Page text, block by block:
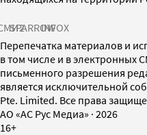
SPARROWINFOX
Перепечатка материалов и
в том числе и в электронных
письменного разрешения
является исключительной
Pte. Limited. Все права
AO «АС Рус Медиа» · 2026
16+